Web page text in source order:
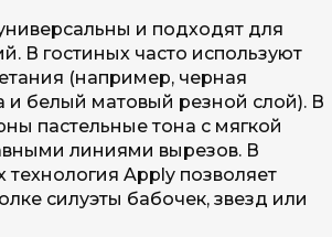
и подходят для
В гостиных часто используют
(например, черная
и белый матовый резной слой). В
пастельные тона с мягкой
линиями вырезов. В
технология Apply позволяет
силуэты бабочек, звезд или